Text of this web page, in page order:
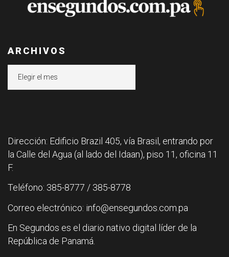
ARCHIVOS
Dirección: Edificio Brazil 405, vía Brasil, entrando por
la Calle del Agua (al lado del Idaan), piso 11, oficina 11
F.
Teléfono: 385-8777 / 385-8778
Correo electrónico: info@ensegundos.com.pa
En Segundos es el diario nativo digital líder de la
República de Panamá.